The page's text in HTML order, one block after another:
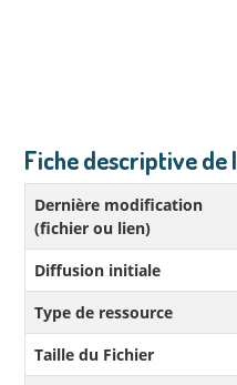
Fiche descriptive de
Dernière modification
(fichier ou lien)
Diffusion initiale
Type de ressource
Taille du Fichier